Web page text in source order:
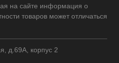
на сайте информация о
товаров может отличаться
д.69А, корпус 2